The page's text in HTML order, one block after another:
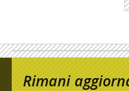
Rimani